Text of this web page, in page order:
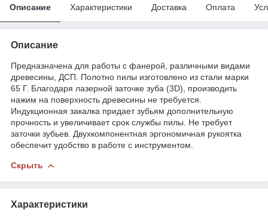
Описание Характеристики Доставка Оплата
Описание
Предназначена для работы с фанерой, различными видами
древесины, ДСП. Полотно пилы изготовлено из стали марки
65 Г. Благодаря лазерной заточке зуба (3D), производить
нажим на поверхность древесины не требуется.
Индукционная закалка придает зубьям дополнительную
прочность и увеличивает срок службы пилы. Не требует
заточки зубьев. Двухкомпонентная эргономичная рукоятка
обеспечит удобство в работе с инструментом.
Скрыть
Характеристики